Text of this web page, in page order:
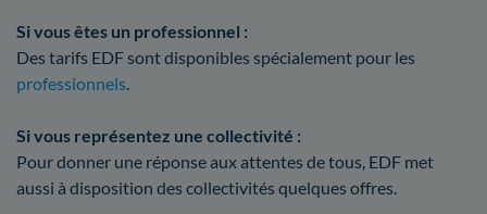
Si vous êtes un professionnel :
Des tarifs EDF sont disponibles spécialement pour les
professionnels.
Si vous représentez une collectivité :
Pour donner une réponse aux attentes de tous, EDF met
aussi à disposition des collectivités quelques offres.